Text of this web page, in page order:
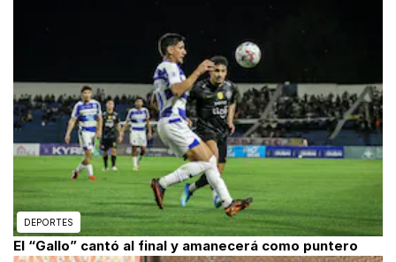
DEPORTES
El “Gallo” cantó al final y amanecerá como puntero